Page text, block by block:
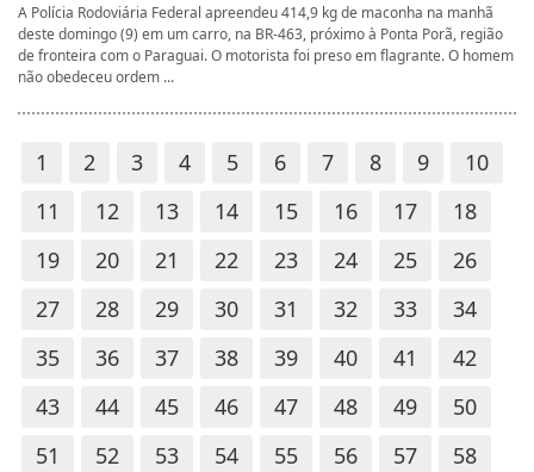
A Polícia Rodoviária Federal apreendeu 414,9 kg de maconha na manhã
deste domingo (9) em um carro, na BR-463, próximo à Ponta Porã, região
de fronteira com o Paraguai. O motorista foi preso em flagrante. O homem
não obedeceu ordem ...
1 2 3 4 5 6 7 8 9
10
11
12 13 14 15 16 17
18
19
20 21 22 23 24 25
26
27
28 29 30 31 32 33
34
35
36 37 38 39 40 41
42
43
44 45 46 47 48 49
50
51
52 53 54 55 56 57
58